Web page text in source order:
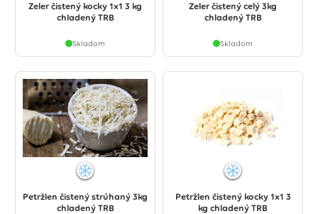
Zeler čistený kocky 1x1 3 kg
chladený TRB
Skladom
Zeler čistený celý 3kg
chladený TRB
Skladom
Petržlen čistený strúhaný 3kg
chladený TRB
Petržlen čistený kocky 1x1 3
kg chladený TRB